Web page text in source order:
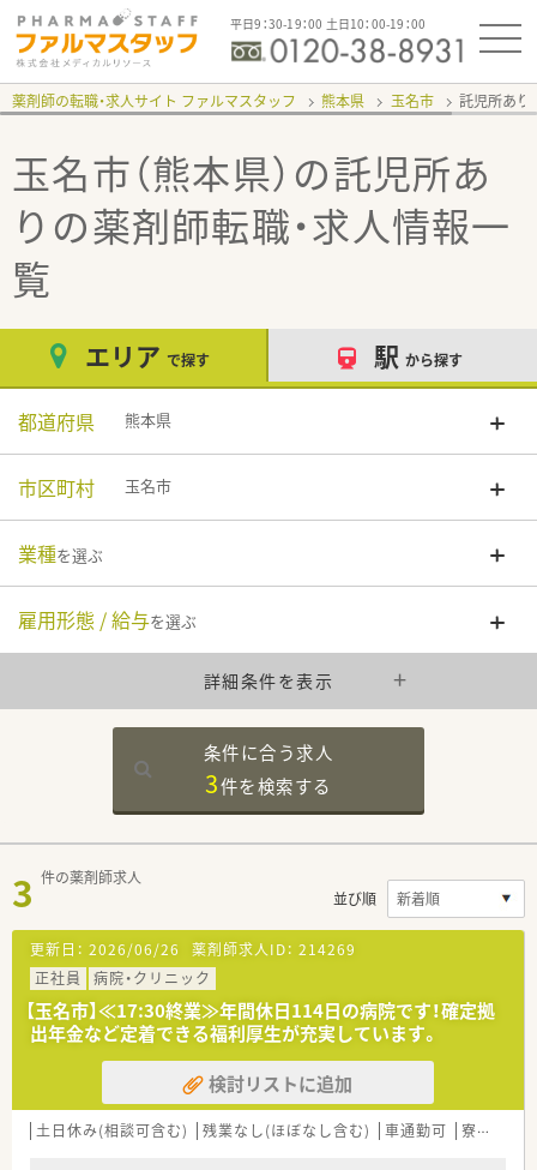
平日9：30-19：00 土日10：00-19：00
薬剤師の転職・求人サイト ファルマスタッフ 熊本県 玉名市 託児所あり
玉名市（熊本県）の託児所あ
り の薬剤師転職・求人情報一
覧
エリア で探す 駅 から探す
都道府県 熊本県
市区町村 玉名市
業種を選ぶ
雇用形態 / 給与を選ぶ
詳細条件を表示
条件に合う求人
3件を検索する
3 件の薬剤師求人
並び順
更新日： 2026/06/26 薬剤師求人ID： 214269
正社員
病院・クリニック
【玉名市】≪17:30終業≫年間休日114日の病院です！確定拠
出年金など定着できる福利厚生が充実しています。
検討リストに追加
土日休み(相談可含む) 残業なし(ほぼなし含む) 車通勤可 寮・借上社宅あり